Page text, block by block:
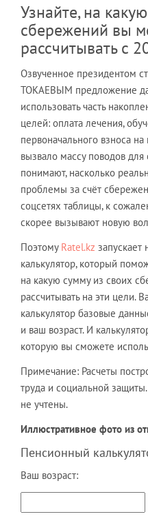
Узнайте, на
сбережений вы
рассчитывать с
Озвученное президентом
ТОКАЕВЫМ предложение
использовать часть
целей: оплата лечения,
первоначального взноса
вызвало массу поводов
понимают, насколько
проблемы за счёт
соцсетях таблицы, к
скорее вызывают новую
Поэтому Ratel.kz запускает
калькулятор, который
на какую сумму из своих
рассчитывать на эти цели.
калькулятор базовые
и ваш возраст. И
которую вы сможете
Примечание: Расчеты
труда и социальной
не учтены.
Иллюстративное фото из
Пенсионный
Ваш возраст: